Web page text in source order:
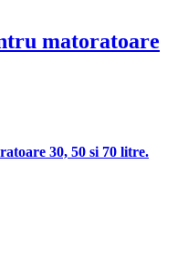
matoratoare
30, 50 si 70 litre.